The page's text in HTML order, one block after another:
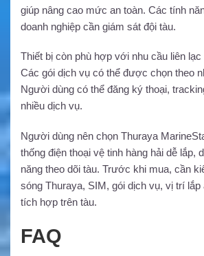
giúp nâng cao mức an toàn. Các tính
doanh nghiệp cần giám sát đội tàu.
Thiết bị còn phù hợp với nhu cầu liên
Các gói dịch vụ có thể được chọn theo
Người dùng có thể đăng ký thoại,
nhiều dịch vụ.
Người dùng nên chọn Thuraya
thống điện thoại vệ tinh hàng hải dễ lắp,
năng theo dõi tàu. Trước khi mua, cần
sóng Thuraya, SIM, gói dịch vụ, vị trí
tích hợp trên tàu.
FAQ